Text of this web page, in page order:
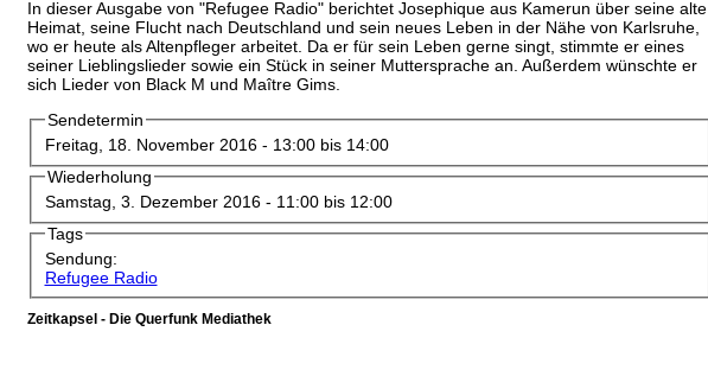
In dieser Ausgabe von "Refugee Radio" berichtet Josephique aus Kamerun über seine alte
Heimat, seine Flucht nach Deutschland und sein neues Leben in der Nähe von Karlsruhe,
wo er heute als Altenpfleger arbeitet. Da er für sein Leben gerne singt, stimmte er eines
seiner Lieblingslieder sowie ein Stück in seiner Muttersprache an. Außerdem wünschte er
sich Lieder von Black M und Maître Gims.
Sendetermin
Freitag, 18. November 2016 - 13:00bis 14:00
Wiederholung
Samstag, 3. Dezember 2016 - 11:00bis 12:00
Tags
Sendung:
Refugee Radio
Zeitkapsel - Die Querfunk Mediathek